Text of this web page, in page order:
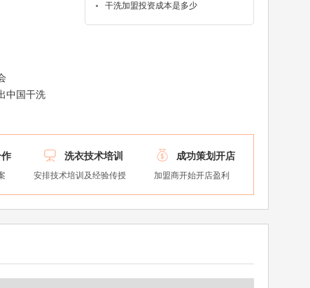
中国干洗
干洗加盟投资成本是多少
 洗衣技术培训
安排技术培训及经验传授
 成功策划开店
加盟商开始开店盈利